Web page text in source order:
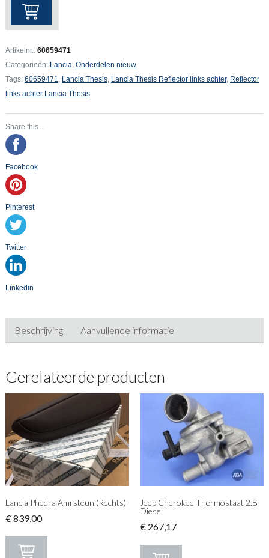
Lancia
Thesis
Reflector
links
achter
aantal
Artikelnr.: 60659471
Categorieën: Lancia, Onderdelen nieuw
Tags: 60659471, Lancia Thesis, Lancia Thesis Reflector links achter, Reflector
links achter Lancia Thesis
Share this...
Facebook
Pinterest
Twitter
Linkedin
Beschrijving Aanvullende informatie
Gerelateerde producten
Lancia Phedra Amrsteun (Rechts)
€839,00
Jeep Cherokee Thermostaat 2.8
Diesel
€267,17